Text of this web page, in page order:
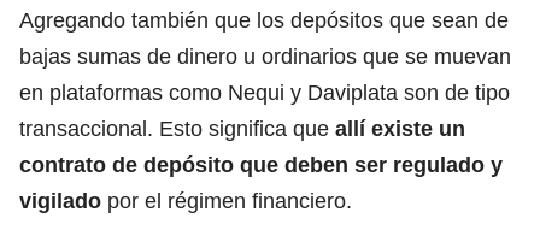
Agregando también que los depósitos que sean de
bajas sumas de dinero u ordinarios que se muevan
en plataformas como Nequi y Daviplata son de tipo
transaccional. Esto significa que allí existe un
contrato de depósito que deben ser regulado y
vigilado por el régimen financiero.